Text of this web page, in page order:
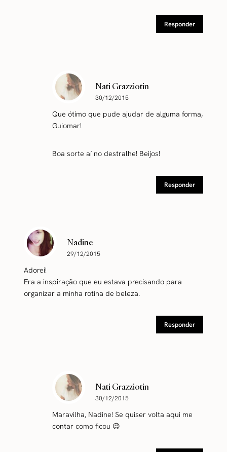
Responder
Nati Grazziotin
30/12/2015
Que ótimo que pude ajudar de alguma forma,
Guiomar!
Boa sorte aí no destralhe! Beijos!
Responder
Nadine
29/12/2015
Adorei!
Era a inspiração que eu estava precisando para
organizar a minha rotina de beleza.
Responder
Nati Grazziotin
30/12/2015
Maravilha, Nadine! Se quiser volta aqui me
contar como ficou 😉